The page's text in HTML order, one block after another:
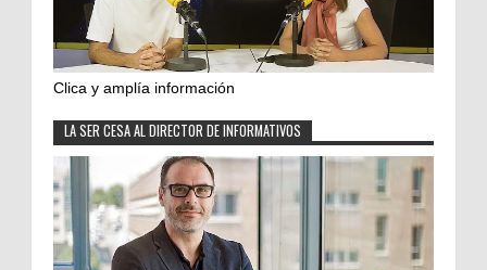
Clica y amplía información
LA SER CESA AL DIRECTOR DE INFORMATIVOS